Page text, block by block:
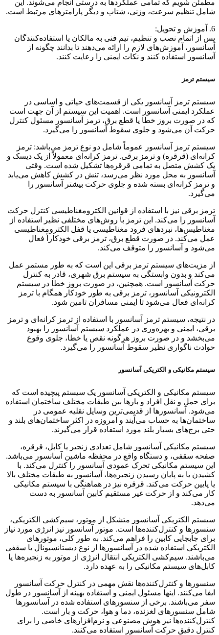
مطمئن شویم که تمامی عملکردها به درستی انجام می‌شوند. این
شامل تنظیم سرعت، وزنی، شتاب و دیگر پارامترهای مرتبط است.
6. آموزش و تحویل:
پس از اتمام نصب و تنظیم، تیم فنی به مالکان یا استفاده‌کنندگان
آسانسور، آموزش‌های لازم را ارائه می‌دهند تا بدانند چگونه از
آسانسور استفاده کنند و نکات ایمنی را رعایت کنند.
سیستم ترمز
سیستم ترمز آسانسور یکی از قسمت‌های حیاتی و اساسی در
عملکرد ایمنی آسانسور است. اهمیت این سیستم از آن جهت است
که در صورت بروز خطا یا قطع برق، ترمز آسانسور مسئول کنترل
حرکت آن می‌شود و جلوی سقوط آسانسور را می‌گیرد.
سیستم ترمز آسانسور عموماً شامل دو نوع ترمز می‌باشد: ترمز
کرانه‌ای (قرقره) و ترمز برقی. ترمز کرانه‌ای معمولاً از یک دیسک و
یک کشش متصل به تمامی قرقره‌ها تشکیل شده است. وقتی
آسانسور به محل مورد نظر می‌رسد، تنش در کشش کاهش می‌یابد
و ترمز کرانه‌ای بسته شده و جلوی حرکت بیشتر آسانسور را
می‌گیرد.
ترمز برقی نیز با استفاده از قوانین الکترومغناطیسی کنترل حرکت
آسانسور را می‌کند. این ترمز با روش‌های مختلفی نظیر استفاده از
مغناطیس‌ها، نبردهای فرود مغناطیسی یا قفل الکترومغناطیسی
عمل می‌کند. در صورت قطع برق، ترمز برقی خودکاراً فعال
می‌شود و آسانسور را متوقف می‌کند.
از مزیت‌های سیستم ترمز برقی این است که به طور مستمر عمل
می‌کند و بدون وابستگی به سیستم برق شهری، قادر به کنترل
حرکت آسانسور است. همچنین، در صورت بروز خطا در سیستم
الکترونیکی آسانسور، ترمز برقی به طور خودکار همگام با ترمز
کرانه‌ای فعال می‌شود تا ایمنی مسافران تامین شود.
در نتیجه، سیستم ترمز آسانسور با استفاده از ترمز کرانه‌ای و ترمز
برقی، ایمنی و بهره‌وری در عملکرد سیستم آسانسور را بهبود
می‌بخشد و در صورت بروز هرگونه نقص یا خطا، جلوی وقوع
حوادث ناگواری نظیر سقوط آسانسور را می‌گیرد.
سیستم مکانیکی و الکتریکی آسانسور
سیستم مکانیکی و الکتریکی آسانسور یک سیستم پیچیده است که
برای حمل و نقل افراد و بارها بین طبقات مختلف ساختمان استفاده
می‌شود. آسانسورها از قدیمی‌ترین وسایل نقلیه عمومی در
ساختمان‌ها به حساب می‌آیند و امروزه در اکثر ساختمان‌های بلند و
حتی برج‌های بسیار بلند مورد استفاده قرار می‌گیرند.
سیستم مکانیکی آسانسور شامل تعدادی زنجیر یا کابل، قرقره،
صفحه سقفی، و دستگاه واقع در محفظه ماشین آسانسور می‌باشد.
این سیستم مکانیکی تحرک عمودی آسانسور را کنترل می‌کند. با
کشیدن یا به پایان رسیدن زنجیره‌ها، آسانسور به طبقات مختلف بالا
یا پایین حرکت می‌کند. قرقره نیز در هماهنگی با سیستم مکانیکی
کار می‌کند و از حرکت غیر مستقیم کابین آسانسور به دست
می‌دهد.
سیستم الکتریکی آسانسور متشکل از موتور، سیم‌کشی الکتریکی،
سنسورها و کنترل‌کننده‌ها است. موتور آسانسور نیز انرژی مورد نیاز
برای جابجایی کابین را فراهم می‌کند. به طور کلی، موتورهای
الکتریکی استفاده شده در آسانسورها از نوع دیستانسیونال یا سقفی
می‌باشند. سیم‌کشی الکتریکی انتقال انرژی از موتور به زنجیره‌ها یا
کابل‌های سیستم مکانیکی را به عهده دارد.
سنسورها و کنترل‌کننده‌ها نقش مهمی در کنترل حرکت آسانسور
ایفا می‌کنند. اینها مسئول ایمنی و استفاده بهینه از آسانسور در طول
سفر می‌باشند. برخی از سنسورهای استفاده شده در آسانسورها
شامل سنسورهای لغزنده، دما و هوا، حرکت و بار است.
کنترل‌کننده‌ها نیز هوش مصنوعی و نرم‌افزارهای خاصی را برای
کنترل دقیق حرکت آسانسور استفاده می‌کنند.